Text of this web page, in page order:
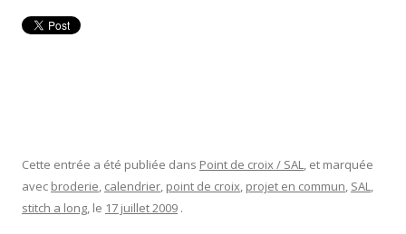
Cette entrée a été publiée dans Point de croix / SAL, et marquée
avec broderie, calendrier, point de croix, projet en commun, SAL,
stitch a long, le 17 juillet 2009 .